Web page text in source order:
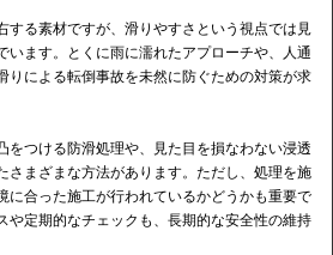
する素材ですが、滑りやすさという視点では見
います。とくに雨に濡れたアプローチや、人通
りによる転倒事故を未然に防ぐための対策が求
をつける防滑処理や、見た目を損なわない浸透
さまざまな方法があります。ただし、処理を施
に合った施工が行われているかどうかも重要で
や定期的なチェックも、長期的な安全性の維持